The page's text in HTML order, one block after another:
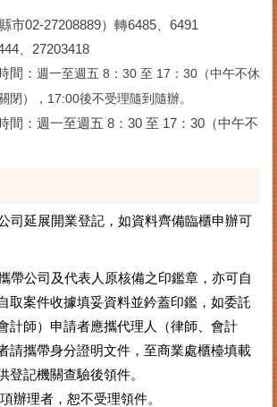
市02-27208889）轉6485、6491
、27203418
間： 週一至週五 8：30 至 17：30（中午不休
閉），17:00後不受理隨到隨辦。
間：週一至週五 8：30 至 17：30（中午不
司延展開業登記，如資料齊備臨櫃申辦可
帶公司及代表人原核備之印鑑章，亦可自
取案件收據填妥資料並鈐蓋印鑑，如委託
計師）申請者應攜代理人（律師、會計
請攜帶身分證明文件，至商業處櫃檯填載
登記機關查驗後領件。
辦理者，恕不受理領件。